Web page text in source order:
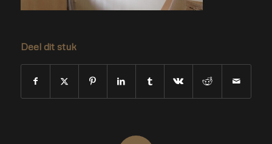
Deel dit stuk